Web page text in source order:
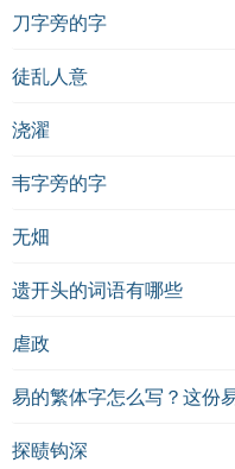
刀字旁的字
徒乱人意
浇濯
韦字旁的字
无畑
遗开头的词语有哪些
虐政
探赜钩深